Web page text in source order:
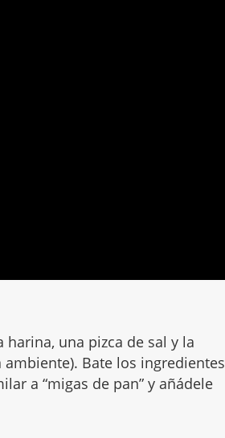
harina, una pizca de sal y la
Bate los ingredientes
a “migas de pan” y añádele